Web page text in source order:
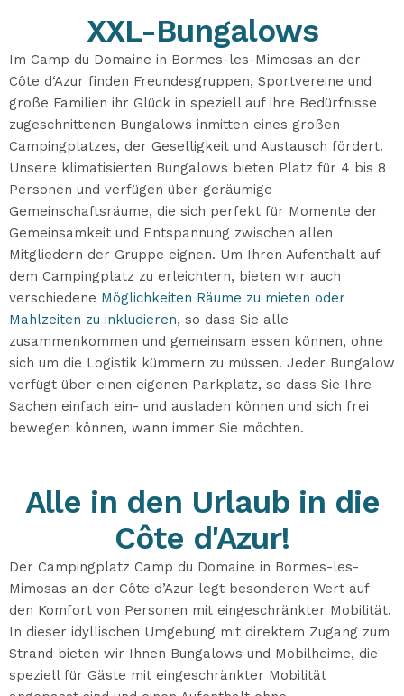
XXL-Bungalows
Im Camp du Domaine in Bormes-les-Mimosas an der
Côte d‘Azur finden Freundesgruppen, Sportvereine und
große Familien ihr Glück in speziell auf ihre Bedürfnisse
zugeschnittenen Bungalows inmitten eines großen
Campingplatzes, der Geselligkeit und Austausch fördert.
Unsere klimatisierten Bungalows bieten Platz für 4 bis 8
Personen und verfügen über geräumige
Gemeinschaftsräume, die sich perfekt für Momente der
Gemeinsamkeit und Entspannung zwischen allen
Mitgliedern der Gruppe eignen. Um Ihren Aufenthalt auf
dem Campingplatz zu erleichtern, bieten wir auch
verschiedene Möglichkeiten Räume zu mieten oder
Mahlzeiten zu inkludieren, so dass Sie alle
zusammenkommen und gemeinsam essen können, ohne
sich um die Logistik kümmern zu müssen. Jeder Bungalow
verfügt über einen eigenen Parkplatz, so dass Sie Ihre
Sachen einfach ein- und ausladen können und sich frei
bewegen können, wann immer Sie möchten.
Alle in den Urlaub in die
Côte d'Azur!
Der Campingplatz Camp du Domaine in Bormes-les-
Mimosas an der Côte d’Azur legt besonderen Wert auf
den Komfort von Personen mit eingeschränkter Mobilität.
In dieser idyllischen Umgebung mit direktem Zugang zum
Strand bieten wir Ihnen Bungalows und Mobilheime, die
speziell für Gäste mit eingeschränkter Mobilität